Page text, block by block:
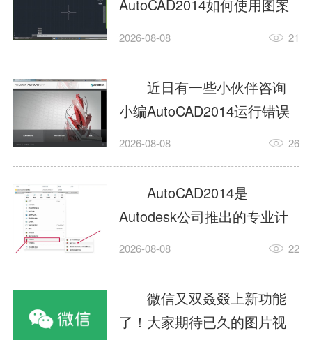
AutoCAD2014如何使用图案
填充?今日为你们带来的文章
用图案填充的内容，还有不
清楚小伙伴和小编一起去学
习一下吧。1.打开
AutoCAD2014这款软件，进
入AutoCAD2014的操作界
面，如图所示：2.在该界面内
找到矩形选项，如图所示：3.
点击矩...
2026-08-08 21
近日有一些小伙伴咨询
小编AutoCAD2014运行错误
怎么办?下面就为大家带来了
办的解决方法，有需要的小
伙伴可以来了解了解哦。1.打
开控制面板，选择
AutodeskAutoCAD2014。2.
等AutodeskAutoCAD2014的
安装程序加载完毕。3.选择添
加/...
2026-08-08 26
AutoCAD2014是
Autodesk公司推出的专业计
算机辅助设计（CAD）软
子、建筑、服装等多个工程
与设计领域。作为行业标准
工具之一，它提供了强大的
2026-08-08 22
微信又双叒叕上新功能
了！大家期待已久的图片视